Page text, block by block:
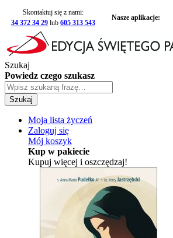
Skontaktuj się z nami:
34 372 34 29 lub 605 313 543
Nasze aplikacje:
Szukaj
Powiedz czego szukasz
Szukaj
Moja lista życzeń
Zaloguj się
Mój koszyk
Kup w pakiecie
Kupuj więcej i oszczędzaj!